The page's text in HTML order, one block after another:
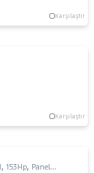
Karşılaştır
Karşılaştır
,153Hp, Panel Van